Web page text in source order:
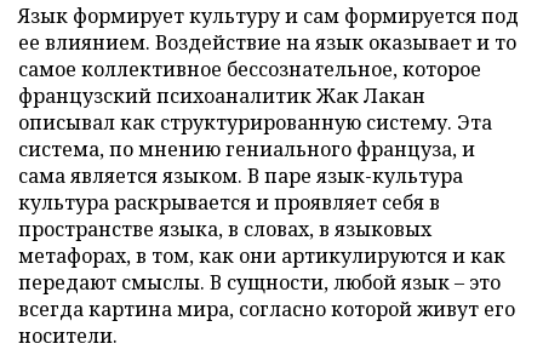
Язык формирует культуру и сам формируется под
ее влиянием. Воздействие на язык оказывает и то
самое коллективное бессознательное, которое
французский психоаналитик Жак Лакан
описывал как структурированную систему. Эта
система, по мнению гениального француза, и
сама является языком. В паре язык-культура
культура раскрывается и проявляет себя в
пространстве языка, в словах, в языковых
метафорах, в том, как они артикулируются и как
передают смыслы. В сущности, любой язык – это
всегда картина мира, согласно которой живут его
носители.